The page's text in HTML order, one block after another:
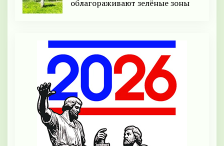
облагораживают зелёные зоны